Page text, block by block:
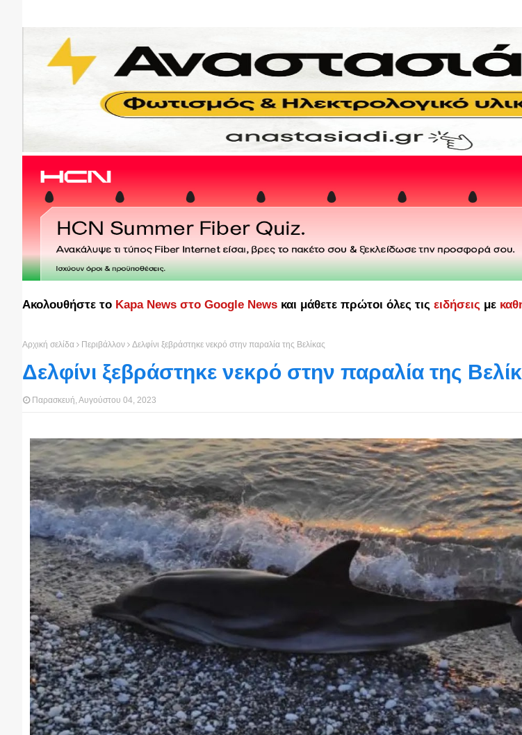
Ακολουθήστε το Kapa News στο Google News και μάθετε πρώτοι όλες τις ειδήσεις με
Αρχική σελίδα Περιβάλλον Δελφίνι ξεβράστηκε νεκρό στην παραλία της Βελίκας
Δελφίνι ξεβράστηκε νεκρό στην παραλία της
Παρασκευή, Αυγούστου 04, 2023